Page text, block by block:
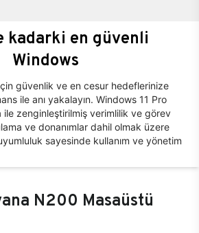
kadarki en güvenli
Windows
güvenlik ve en cesur hedeflerinize
ile anı yakalayın. Windows 11 Pro
zenginleştirilmiş verimlilik ve görev
ve donanımlar dahil olmak üzere
sayesinde kullanım ve yönetim
N200 Masaüstü